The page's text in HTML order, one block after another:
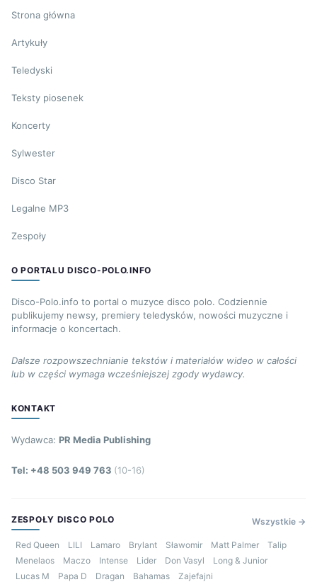
Strona główna
Artykuły
Teledyski
Teksty piosenek
Koncerty
Sylwester
Disco Star
Legalne MP3
Zespoły
O PORTALU DISCO-POLO.INFO
Disco-Polo.info to portal o muzyce disco polo. Codziennie
publikujemy newsy, premiery teledysków, nowości muzyczne i
informacje o koncertach.
Dalsze rozpowszechnianie tekstów i materiałów wideo w całości
lub w części wymaga wcześniejszej zgody wydawcy.
KONTAKT
Wydawca: PR Media Publishing
Tel: +48 503 949 763 (10-16)
ZESPOŁY DISCO POLO Wszystkie →
Red Queen LILI Lamaro Brylant Sławomir Matt Palmer
Talip
Menelaos
Maczo Intense Lider Don Vasyl
Long & Junior
Lucas M
Papa D Dragan Bahamas Zajefajni